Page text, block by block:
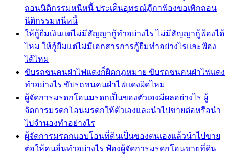
ถอนนิติกรรมหนีหนี้ ประเด็นอุทธณ์ฏีกาฟ้องขอเพิกถอน
นิติกรรมหนีหนี้
ให้กู้ยืมเงินแต่ไม่มีสัญญากู้ทำอย่างไร ไม่มีสัญญากู้ฟ้องได้
ไหม ให้กู้ยืมแต่ไม่มีเอกสารการกู้ยืมทำอย่างไรและฟ้อง
ได้ไหม
ขับรถชนคนฝ่าไฟแดงก็ผิดกฎหมาย ขับรถชนคนฝ่าไฟแดง
ทำอย่างไร ขับรถชนคนฝ่าไฟแดงผิดไหม
ผู้จัดการมรดกโอนมรดกเป็นของตัวเองมีผลอย่างไร ผู้
จัดการมรดกโอนมรดกให้ตัวเองและนำไปขายต่อหรือนำ
ไปจำนองทำอย่างไร
ผู้จัดการมรดกแอบโอนที่ดินเป็นของตนเองแล้วนำไปขาย
ต่อให้คนอื่นทำอย่างไร ฟ้องผู้จัดการมรดกโอนขายที่ดิน